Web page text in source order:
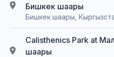
Бишкек шаары
Бишкек шаары,
Calisthenics Park at
шаары